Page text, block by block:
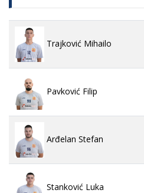
Trajković Mihailo
Pavković Filip
Arđelan Stefan
Stanković Luka